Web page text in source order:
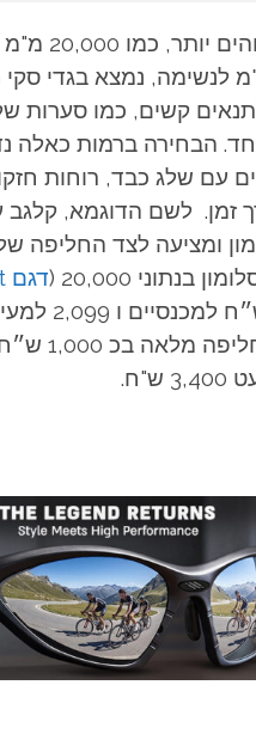
בטווחים
מ"מ לנשימה, נמצא בגדי
קשים, כמו סערות
הבחירה ברמות כאלה
עם שלג כבד, רוחות
זמן. לשם הדוגמא, קלגב
ומציעה לצד החליפה
בנתוני 20,000 (
דגם Briliant
של 1,299
גדולים